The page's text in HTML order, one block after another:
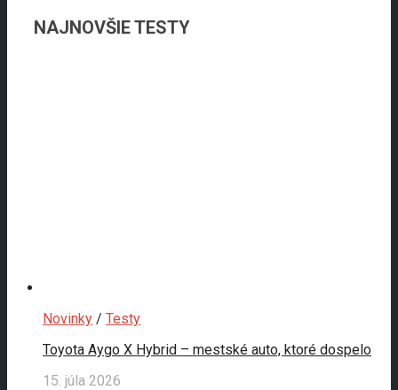
NAJNOVŠIE TESTY
Novinky / Testy
Toyota Aygo X Hybrid – mestské auto, ktoré dospelo
15. júla 2026